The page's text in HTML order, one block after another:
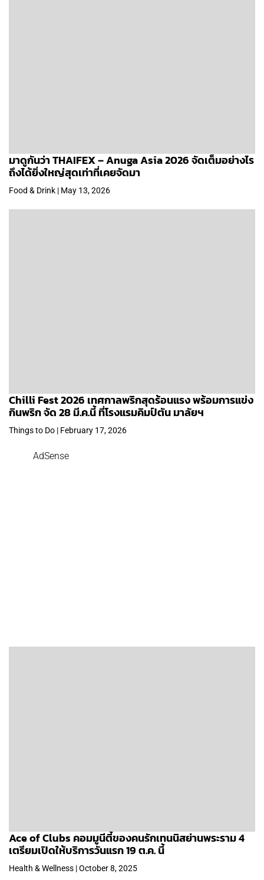
มาดูกันว่า THAIFEX – Anuga Asia 2026 จัดเต็มอย่างไร
ถึงได้ยิ่งใหญ่สุดเท่าที่เคยจัดมา
Food & Drink | May 13, 2026
Chilli Fest 2026 เทศกาลพริกสุดร้อนแรง พร้อมการแข่ง
กินพริก จัด 28 มี.ค.นี้ ที่โรงแรมคิมป์ตัน มาลัยฯ
Things to Do | February 17, 2026
AdSense
Ace of Clubs คอมมูนีตี้ของคนรักเทนนิสย่านพระราม 4
เตรียมเปิดให้บริการวันแรก 19 ต.ค. นี้
Health & Wellness | October 8, 2025